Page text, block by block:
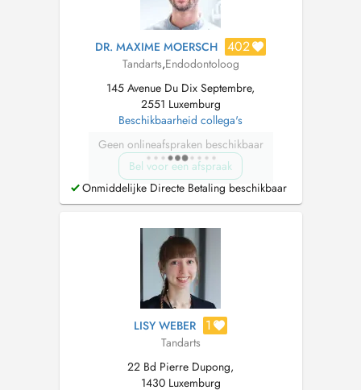
DR. MAXIME MOERSCH 402
Tandarts,Endodontoloog
145 Avenue Du Dix Septembre,
2551 Luxemburg
Beschikbaarheid collega's
Geen onlineafspraken beschikbaar
Bel voor een afspraak
Onmiddelijke Directe Betaling beschikbaar
LISY WEBER 1
Tandarts
22 Bd Pierre Dupong,
1430 Luxemburg